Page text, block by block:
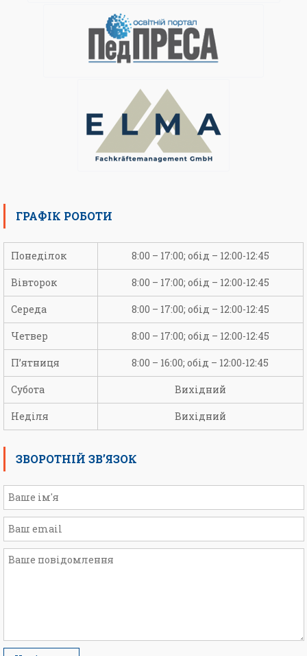
ГРАФІК РОБОТИ
Понеділок 8:00 – 17:00; обід – 12:00-12:45
Вівторок 8:00 – 17:00; обід – 12:00-12:45
Середа 8:00 – 17:00; обід – 12:00-12:45
Четвер 8:00 – 17:00; обід – 12:00-12:45
П’ятниця 8:00 – 16:00; обід – 12:00-12:45
Субота Вихідний
Неділя Вихідний
ЗВОРОТНІЙ ЗВ’ЯЗОК